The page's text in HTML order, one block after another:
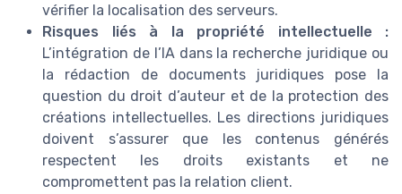
vérifier la localisation des serveurs.
Risques liés à la propriété intellectuelle :
L’intégration de l’IA dans la recherche juridique ou
la rédaction de documents juridiques pose la
question du droit d’auteur et de la protection des
créations intellectuelles. Les directions juridiques
doivent s’assurer que les contenus générés
respectent les droits existants et ne
compromettent pas la relation client.